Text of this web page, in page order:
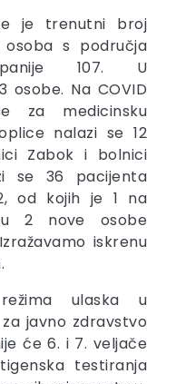
je trenutni broj
osoba s područja
107. U
osobe. Na COVID
za medicinsku
nalazi se 12
Zabok i bolnici
se 36 pacijenta
od kojih je 1 na
2 nove osobe
iskrenu
ulaska u
za javno zdravstvo
će 6. i 7. veljače
testiranja